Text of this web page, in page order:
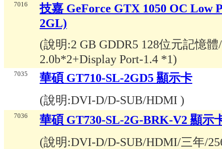
7016
技嘉 GeForce GTX 1050 OC Low
2GL)
(說明:2 GB GDDR5 128位元記憶
2.0b*2+Display Port-1.4 *1)
7035
華碩 GT710-SL-2GD5 顯示卡
(說明:DVI-D/D-SUB/HDMI )
7036
華碩 GT730-SL-2G-BRK-V2 顯示
(說明:DVI-D/D-SUB/HDMI/三年/